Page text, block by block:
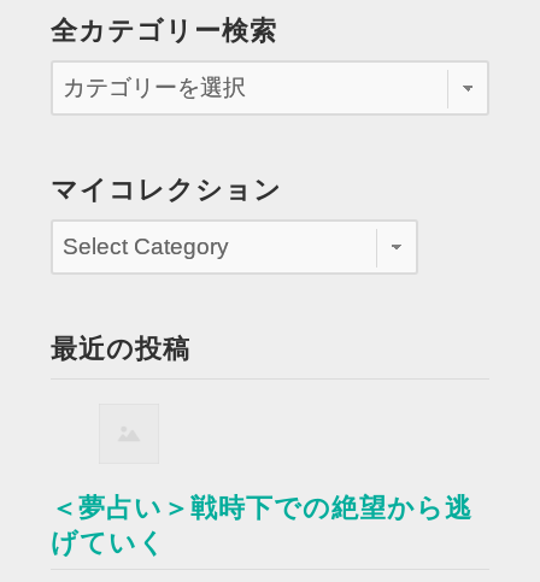
全カテゴリー検索
マイコレクション
最近の投稿
＜夢占い＞戦時下での絶望から逃
げていく